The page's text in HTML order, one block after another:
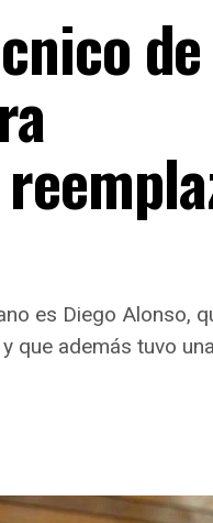
de
es Diego Alonso,
que además tuvo